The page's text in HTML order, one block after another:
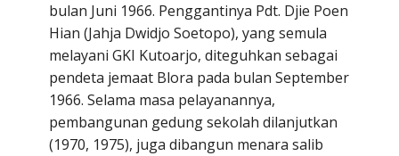
bulan Juni 1966. Penggantinya Pdt. Djie Poen
Hian (Jahja Dwidjo Soetopo), yang semula
melayani GKI Kutoarjo, diteguhkan sebagai
pendeta jemaat Blora pada bulan September
1966. Selama masa pelayanannya,
pembangunan gedung sekolah dilanjutkan
(1970, 1975), juga dibangun menara salib